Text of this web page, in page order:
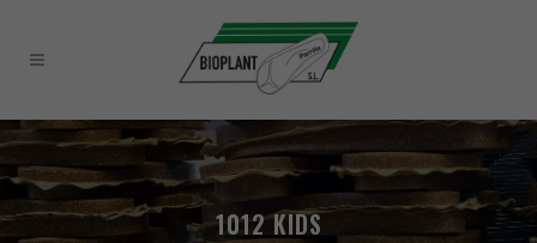
1012 KIDS